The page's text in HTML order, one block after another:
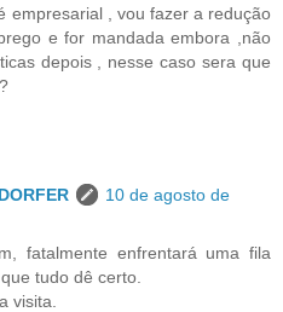
empresarial , vou fazer a redução
e for mandada embora ,não
depois , nesse caso sera que
10 de agosto de
fatalmente enfrentará uma fila
tudo dê certo.
visita.